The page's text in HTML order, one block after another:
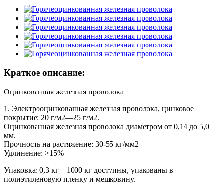
Краткое описание:
Оцинкованная железная проволока
1. Электрооцинкованная железная проволока, цинковое
покрытие: 20 г/м2—25 г/м2.
Оцинкованная железная проволока диаметром от 0,14 до 5,0
мм.
Прочность на растяжение: 30-55 кг/мм2
Удлинение: >15%
Упаковка: 0,3 кг—1000 кг доступны, упакованы в
полиэтиленовую пленку и мешковину.